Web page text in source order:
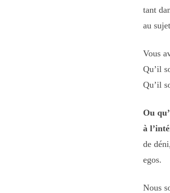
tant
au
Vous
Qu’il
Qu’il
Ou
à
de
egos.
Nous